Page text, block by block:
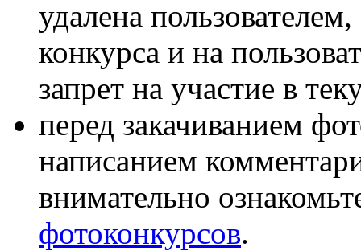
удалена
конкурса и на
запрет на участие в
перед закачиванием
написанием
внимательно
фотоконкурсов.